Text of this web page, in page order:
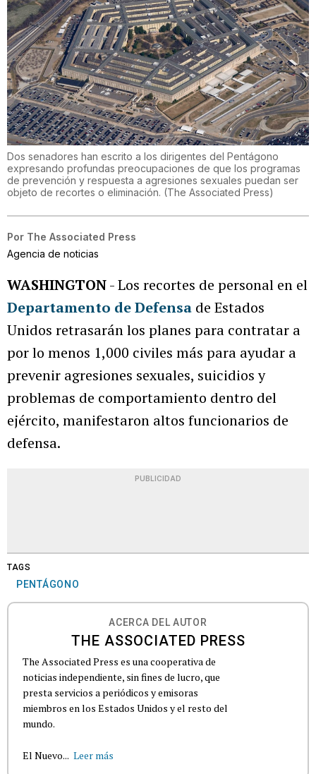
Dos senadores han escrito a los dirigentes del Pentágono
expresando profundas preocupaciones de que los programas
de prevención y respuesta a agresiones sexuales puedan ser
objeto de recortes o eliminación. (The Associated Press)
Por The Associated Press
Agencia de noticias
WASHINGTON- Los recortes de personal en el
Departamento de Defensa de Estados
Unidos retrasarán los planes para contratar a
por lo menos 1,000 civiles más para ayudar a
prevenir agresiones sexuales, suicidios y
problemas de comportamiento dentro del
ejército, manifestaron altos funcionarios de
defensa.
PUBLICIDAD
TAGS
PENTÁGONO
ACERCA DEL AUTOR
THE ASSOCIATED PRESS
The Associated Press es una cooperativa de
noticias independiente, sin fines de lucro, que
presta servicios a periódicos y emisoras
miembros en los Estados Unidos y el resto del
mundo.
El Nuevo... Leer más